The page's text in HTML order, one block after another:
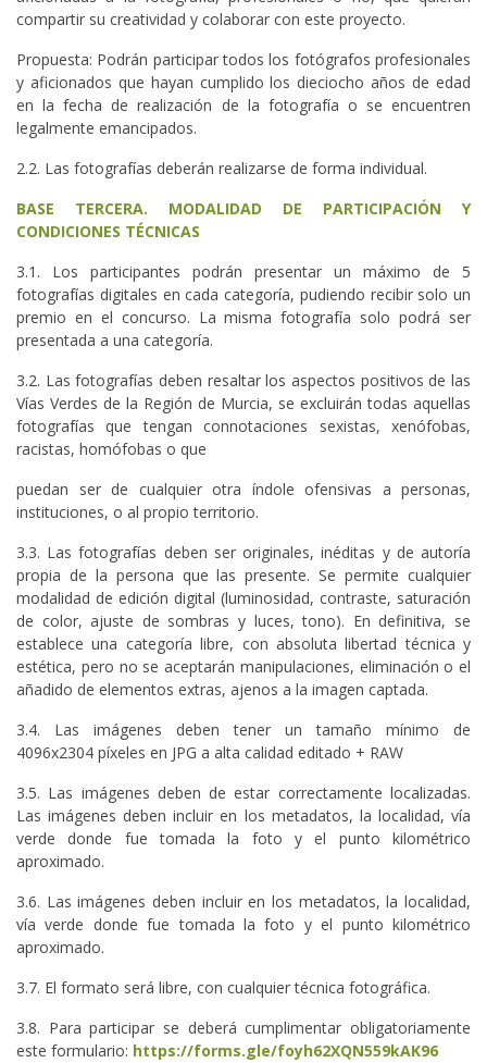
compartir su creatividad y colaborar con este proyecto.
Propuesta: Podrán participar todos los fotógrafos profesionales
y aficionados que hayan cumplido los dieciocho años de edad
en la fecha de realización de la fotografía o se encuentren
legalmente emancipados.
2.2. Las fotografías deberán realizarse de forma individual.
BASE TERCERA. MODALIDAD DE PARTICIPACIÓN Y
CONDICIONES TÉCNICAS
3.1. Los participantes podrán presentar un máximo de 5
fotografías digitales en cada categoría, pudiendo recibir solo un
premio en el concurso. La misma fotografía solo podrá ser
presentada a una categoría.
3.2. Las fotografías deben resaltar los aspectos positivos de las
Vías Verdes de la Región de Murcia, se excluirán todas aquellas
fotografías que tengan connotaciones sexistas, xenófobas,
racistas, homófobas o que
puedan ser de cualquier otra índole ofensivas a personas,
instituciones, o al propio territorio.
3.3. Las fotografías deben ser originales, inéditas y de autoría
propia de la persona que las presente. Se permite cualquier
modalidad de edición digital (luminosidad, contraste, saturación
de color, ajuste de sombras y luces, tono). En definitiva, se
establece una categoría libre, con absoluta libertad técnica y
estética, pero no se aceptarán manipulaciones, eliminación o el
añadido de elementos extras, ajenos a la imagen captada.
3.4. Las imágenes deben tener un tamaño mínimo de
4096x2304 píxeles en JPG a alta calidad editado + RAW
3.5. Las imágenes deben de estar correctamente localizadas.
Las imágenes deben incluir en los metadatos, la localidad, vía
verde donde fue tomada la foto y el punto kilométrico
aproximado.
3.6. Las imágenes deben incluir en los metadatos, la localidad,
vía verde donde fue tomada la foto y el punto kilométrico
aproximado.
3.7. El formato será libre, con cualquier técnica fotográfica.
3.8. Para participar se deberá cumplimentar obligatoriamente
este formulario: https://forms.gle/foyh62XQN559kAK96